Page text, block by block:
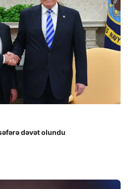
dəvət olundu